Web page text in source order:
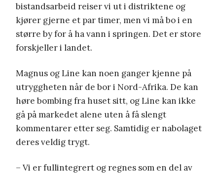
bistandsarbeid reiser vi ut i distriktene og
kjører gjerne et par timer, men vi må bo i en
større by for å ha vann i springen. Det er store
forskjeller i landet.
Magnus og Line kan noen ganger kjenne på
utryggheten når de bor i Nord-Afrika. De kan
høre bombing fra huset sitt, og Line kan ikke
gå på markedet alene uten å få slengt
kommentarer etter seg. Samtidig er nabolaget
deres veldig trygt.
– Vi er fullintegrert og regnes som en del av